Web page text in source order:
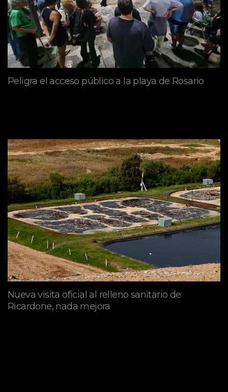
Peligra el acceso público a la playa de Rosario
Nueva visita oficial al relleno sanitario de
Ricardone, nada mejora